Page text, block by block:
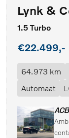
Lynk &
1.5 Turbo
€22.499,-
64.973 km
Automaat